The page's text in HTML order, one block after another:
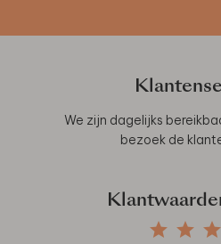
We zijn dagelijks
bezoek de